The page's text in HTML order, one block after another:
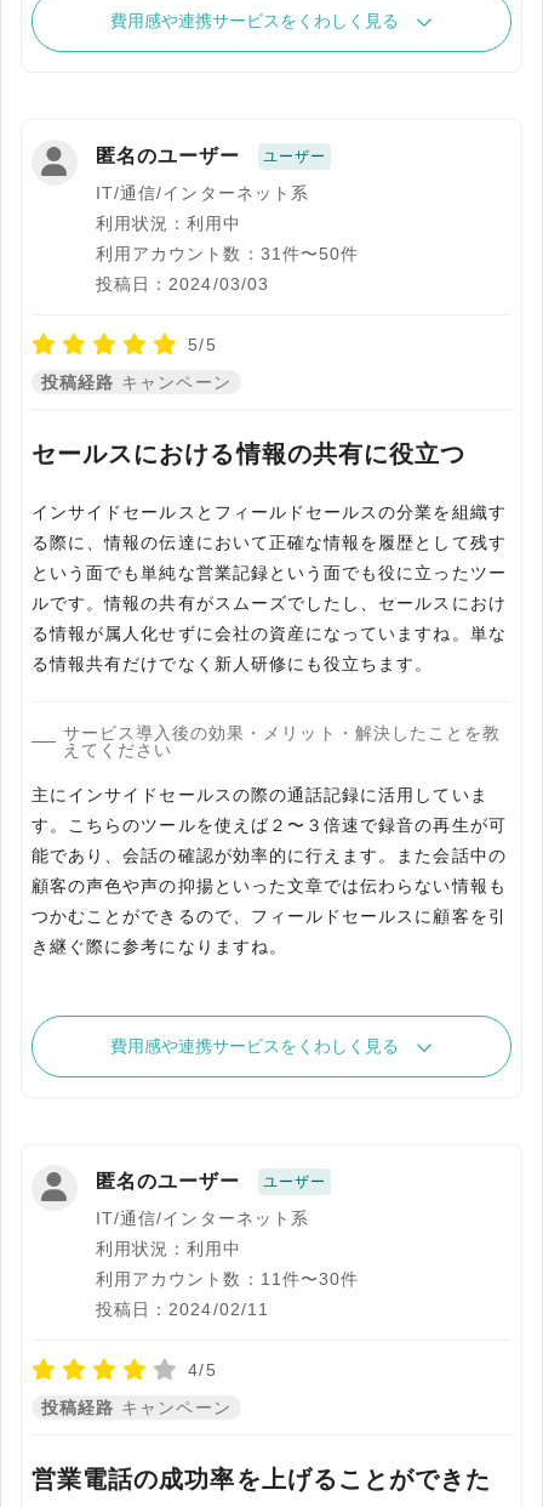
費用感や連携サービスをくわしく見る
匿名のユーザー ユーザー
IT/通信/インターネット系
利用状況：利用中
利用アカウント数：31件〜50件
投稿日：2024/03/03
5/5
投稿経路 キャンペーン
セールスにおける情報の共有に役立つ
インサイドセールスとフィールドセールスの分業を組織す
る際に、情報の伝達において正確な情報を履歴として残す
という面でも単純な営業記録という面でも役に立ったツー
ルです。情報の共有がスムーズでしたし、セールスにおけ
る情報が属人化せずに会社の資産になっていますね。単な
る情報共有だけでなく新人研修にも役立ちます。
サービス導入後の効果・メリット・解決したことを教
えてください
主にインサイドセールスの際の通話記録に活用していま
す。こちらのツールを使えば２〜３倍速で録音の再生が可
能であり、会話の確認が効率的に行えます。また会話中の
顧客の声色や声の抑揚といった文章では伝わらない情報も
つかむことができるので、フィールドセールスに顧客を引
き継ぐ際に参考になりますね。
費用感や連携サービスをくわしく見る
匿名のユーザー ユーザー
IT/通信/インターネット系
利用状況：利用中
利用アカウント数：11件〜30件
投稿日：2024/02/11
4/5
投稿経路 キャンペーン
営業電話の成功率を上げることができた